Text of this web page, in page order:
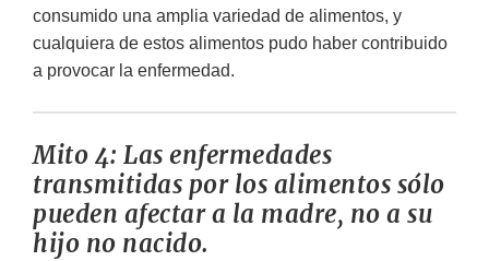
consumido una amplia variedad de alimentos, y
cualquiera de estos alimentos pudo haber contribuido
a provocar la enfermedad.
Mito 4: Las enfermedades
transmitidas por los alimentos sólo
pueden afectar a la madre, no a su
hijo no nacido.